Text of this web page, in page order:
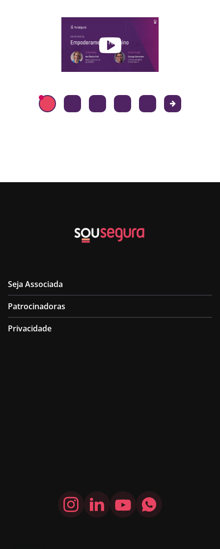
Seja Associada
Patrocinadoras
Privacidade